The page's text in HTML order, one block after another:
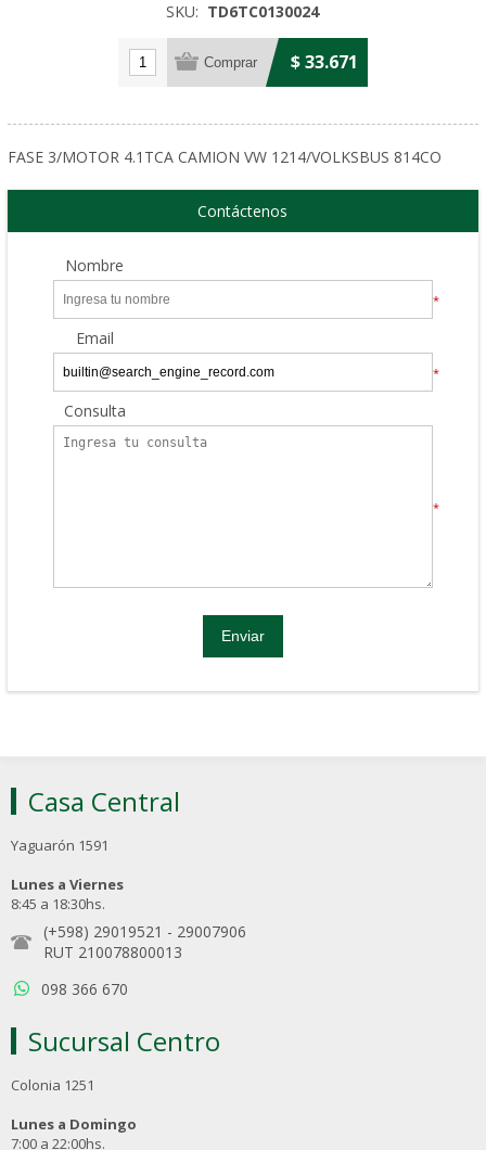
SKU: TD6TC0130024
$ 33.671
FASE 3/MOTOR 4.1TCA CAMION VW 1214/VOLKSBUS 814CO
Contáctenos
Nombre
*
Email
*
Consulta
*
Casa Central
Yaguarón 1591
Lunes a Viernes
8:45 a 18:30hs.
(+598) 29019521 - 29007906
RUT 210078800013
098 366 670
Sucursal Centro
Colonia 1251
Lunes a Domingo
7:00 a 22:00hs.